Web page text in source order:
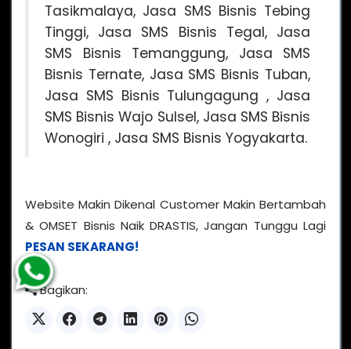
Tasikmalaya, Jasa SMS Bisnis Tebing
Tinggi, Jasa SMS Bisnis Tegal, Jasa
SMS Bisnis Temanggung, Jasa SMS
Bisnis Ternate, Jasa SMS Bisnis Tuban,
Jasa SMS Bisnis Tulungagung , Jasa
SMS Bisnis Wajo Sulsel, Jasa SMS Bisnis
Wonogiri , Jasa SMS Bisnis Yogyakarta.
Website Makin Dikenal Customer Makin Bertambah
& OMSET Bisnis Naik DRASTIS, Jangan Tunggu Lagi
PESAN SEKARANG!
Bagikan: